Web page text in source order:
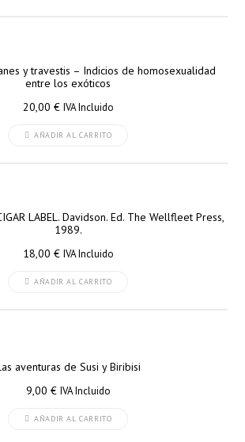
y travestis – Indicios de homosexualidad
entre los exóticos
20,00 € IVA Incluido
AÑADIR AL CARRITO
LABEL. Davidson. Ed. The Wellfleet Press,
1989.
18,00 € IVA Incluido
AÑADIR AL CARRITO
aventuras de Susi y Biribisi
9,00 € IVA Incluido
AÑADIR AL CARRITO